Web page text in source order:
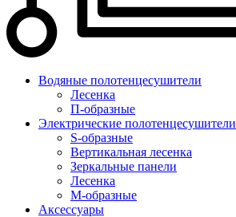
Водяные полотенцесушители
Лесенка
П-образные
Электрические полотенцесушители
S-образные
Вертикальная лесенка
Зеркальные панели
Лесенка
М-образные
Аксессуары